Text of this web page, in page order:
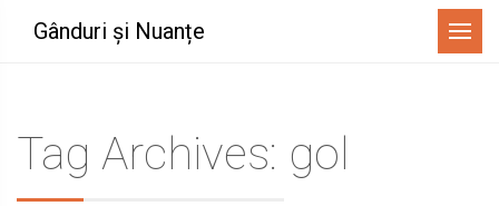
Gânduri și Nuanțe Menu
Tag Archives: gol